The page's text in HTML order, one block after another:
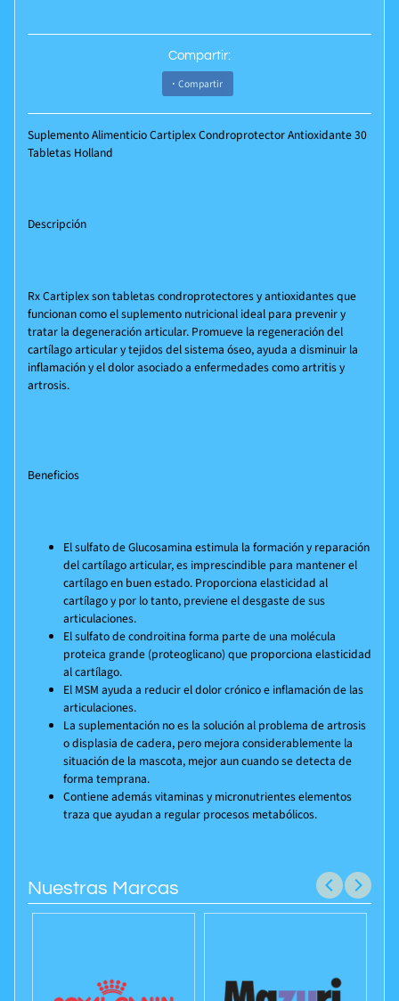
Compartir:
Compartir
Suplemento Alimenticio Cartiplex Condroprotector Antioxidante 30
Tabletas Holland
Descripción
Rx Cartiplex son tabletas condroprotectores y antioxidantes que
funcionan como el suplemento nutricional ideal para prevenir y
tratar la degeneración articular. Promueve la regeneración del
cartílago articular y tejidos del sistema óseo, ayuda a disminuir la
inflamación y el dolor asociado a enfermedades como artritis y
artrosis.
Beneficios
El sulfato de Glucosamina estimula la formación y reparación
del cartílago articular, es imprescindible para mantener el
cartílago en buen estado. Proporciona elasticidad al
cartílago y por lo tanto, previene el desgaste de sus
articulaciones.
El sulfato de condroitina forma parte de una molécula
proteica grande (proteoglicano) que proporciona elasticidad
al cartílago.
El MSM ayuda a reducir el dolor crónico e inflamación de las
articulaciones.
La suplementación no es la solución al problema de artrosis
o displasia de cadera, pero mejora considerablemente la
situación de la mascota, mejor aun cuando se detecta de
forma temprana.
Contiene además vitaminas y micronutrientes elementos
traza que ayudan a regular procesos metabólicos.
Nuestras Marcas